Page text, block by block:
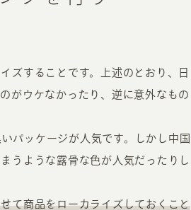
ズすることです。上述のとおり、日
がウケなかったり、逆に意外なもの
パッケージが人気です。しかし中国
うような露骨な色が人気だったりし
て商品をローカライズしておくこと